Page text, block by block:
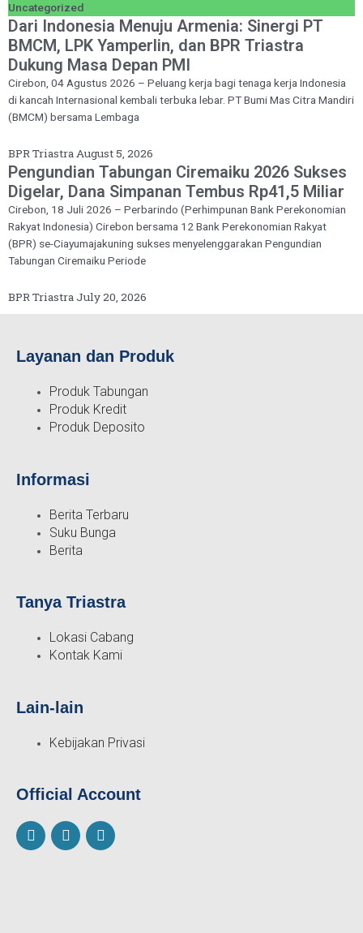
Uncategorized
Dari Indonesia Menuju Armenia: Sinergi PT
BMCM, LPK Yamperlin, dan BPR Triastra
Dukung Masa Depan PMI
Cirebon, 04 Agustus 2026 – Peluang kerja bagi tenaga kerja Indonesia
di kancah Internasional kembali terbuka lebar. PT Bumi Mas Citra Mandiri
(BMCM) bersama Lembaga
BPR TriastraAugust 5, 2026
Pengundian Tabungan Ciremaiku 2026 Sukses
Digelar, Dana Simpanan Tembus Rp41,5 Miliar
Cirebon, 18 Juli 2026 – Perbarindo (Perhimpunan Bank Perekonomian
Rakyat Indonesia) Cirebon bersama 12 Bank Perekonomian Rakyat
(BPR) se-Ciayumajakuning sukses menyelenggarakan Pengundian
Tabungan Ciremaiku Periode
BPR TriastraJuly 20, 2026
Layanan dan Produk
Produk Tabungan
Produk Kredit
Produk Deposito
Informasi
Berita Terbaru
Suku Bunga
Berita
Tanya Triastra
Lokasi Cabang
Kontak Kami
Lain-lain
Kebijakan Privasi
Official Account
F
a
I
n
Y
o